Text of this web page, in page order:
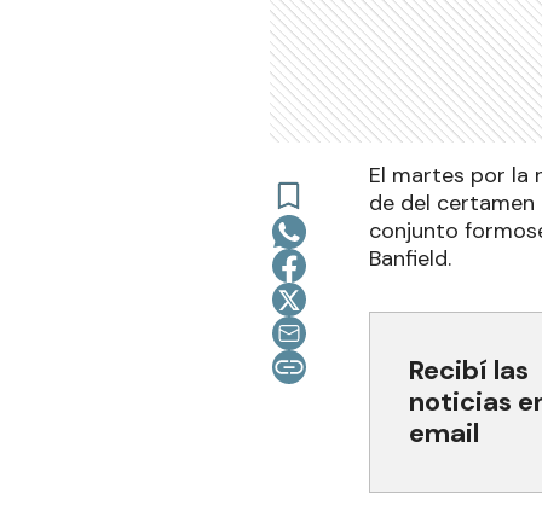
El martes por la
de del certamen
conjunto
Banfield.
Recibí las
noticias
email